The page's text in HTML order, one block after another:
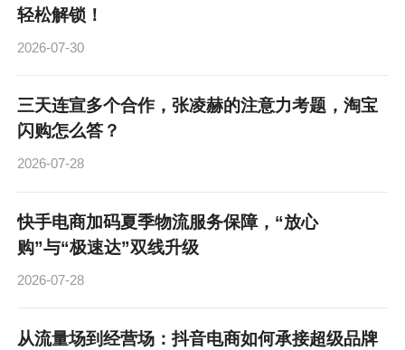
轻松解锁！
2026-07-30
三天连宣多个合作，张凌赫的注意力考题，淘宝
闪购怎么答？
2026-07-28
快手电商加码夏季物流服务保障，“放心
购”与“极速达”双线升级
2026-07-28
从流量场到经营场：抖音电商如何承接超级品牌